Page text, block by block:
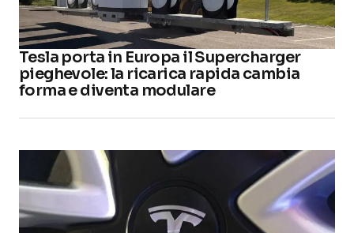
Tesla porta in Europa il Supercharger
pieghevole: la ricarica rapida cambia
forma e diventa modulare